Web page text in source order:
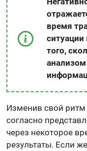
время
ситуации
того,
Изменив свой
согласно
через некоторое
результаты. Если